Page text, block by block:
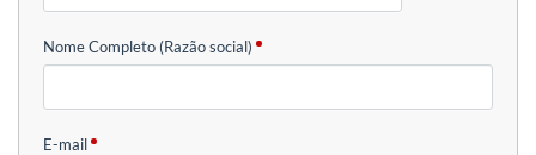
Nome Completo (Razão social)
E-mail